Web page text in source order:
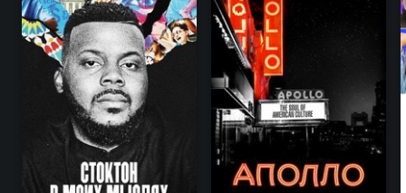
6.6 6.8